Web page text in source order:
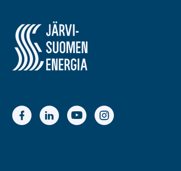
Järvi-Suomen Energia
Järvi-Suomen Energian Facebook
Järvi-Suomen Energian LinkedIn
Järvi-Suomen Energian
Järvi-Suomen